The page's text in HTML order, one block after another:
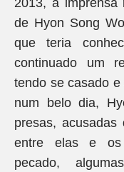
2013, a imprensa
de Hyon Song
que teria
continuado um
tendo se casado
num belo dia,
presas, acusadas
entre elas e os
pecado,